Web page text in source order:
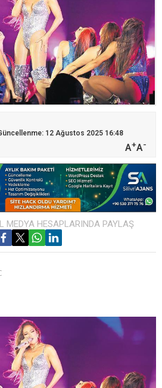
12 Ağustos 2025 16:48
A+A-
MEDYA HESAPLARINDA PAYLAŞ